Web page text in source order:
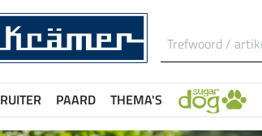
RUITER PAARD THEMA'S